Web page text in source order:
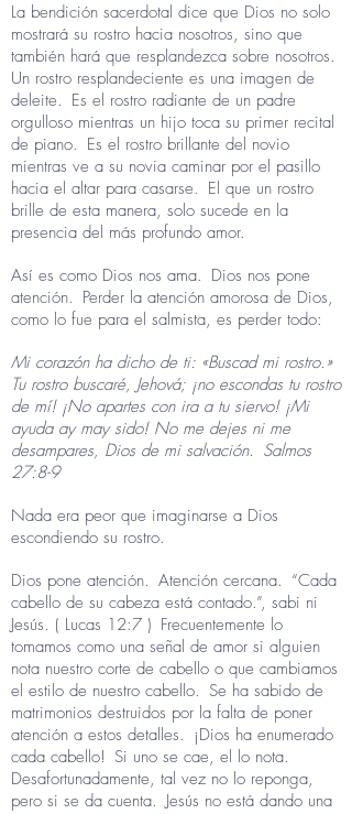
La bendición sacerdotal dice que Dios no solo
mostrará su rostro hacia nosotros, sino que
también hará que resplandezca sobre nosotros.
Un rostro resplandeciente es una imagen de
deleite. Es el rostro radiante de un padre
orgulloso mientras un hijo toca su primer recital
de piano. Es el rostro brillante del novio
mientras ve a su novia caminar por el pasillo
hacia el altar para casarse. El que un rostro
brille de esta manera, solo sucede en la
presencia del más profundo amor.
Así es como Dios nos ama. Dios nos pone
atención. Perder la atención amorosa de Dios,
como lo fue para el salmista, es perder todo:
Mi corazón ha dicho de ti: «Buscad mi rostro.»
Tu rostro buscaré, Jehová; ¡no escondas tu rostro
de mí! ¡No apartes con ira a tu siervo! ¡Mi
ayuda ay may sido! No me dejes ni me
desampares, Dios de mi salvación. Salmos
27:8-9
Nada era peor que imaginarse a Dios
escondiendo su rostro.
Dios pone atención. Atención cercana. “Cada
cabello de su cabeza está contado.”, sabi ni
Jesús. ( Lucas 12:7 ) Frecuentemente lo
tomamos como una señal de amor si alguien
nota nuestro corte de cabello o que cambiamos
el estilo de nuestro cabello. Se ha sabido de
matrimonios destruidos por la falta de poner
atención a estos detalles. ¡Dios ha enumerado
cada cabello! Si uno se cae, el lo nota.
Desafortunadamente, tal vez no lo reponga,
pero si se da cuenta. Jesús no está dando una